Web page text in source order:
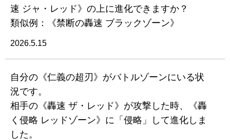
速 ジャ・レッド》の上に進化できますか？
類似例：《禁断の轟速 ブラックゾーン》
2026.5.15
自分の《仁義の超刃》がバトルゾーンにいる状
況です。
相手の《轟速 ザ・レッド》が攻撃した時、《轟
く侵略 レッドゾーン》に「侵略」して進化しま
した。